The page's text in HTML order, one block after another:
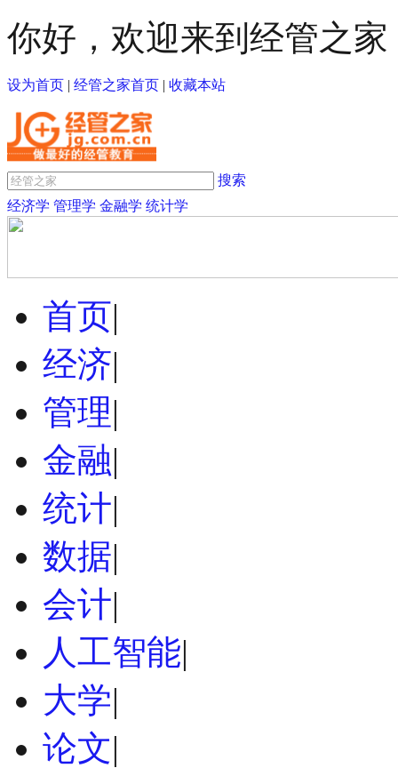
你好，欢迎来到经管之家
设为首页 | 经管之家首页 | 收藏本站
搜索
经济学 管理学 金融学 统计学
首页|
经济|
管理|
金融|
统计|
数据|
会计|
人工智能|
大学|
论文|